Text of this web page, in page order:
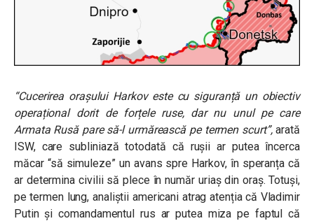
“Cucerirea orașului Harkov este cu siguranță un obiectiv
operațional dorit de forțele ruse, dar nu unul pe care
Armata Rusă pare să-l urmărească pe termen scurt”,arată
ISW, care subliniază totodată că rușii ar putea încerca
măcar “să simuleze” un avans spre Harkov, în speranța că
ar determina civilii să plece în număr uriaș din oraș. Totuși,
pe termen lung, analiștii americani atrag atenția că Vladimir
Putin și comandamentul rus ar putea miza pe faptul că